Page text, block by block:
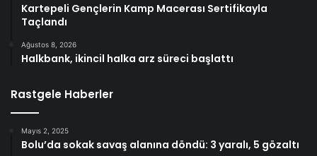
Kartepeli Gençlerin Kamp Macerası Sertifikayla
Taçlandı
Ağustos 8, 2026
Halkbank, ikincil halka arz süreci başlattı
Rastgele Haberler
Mayıs 2, 2025
Bolu’da sokak savaş alanına döndü: 3 yaralı, 5 gözaltı